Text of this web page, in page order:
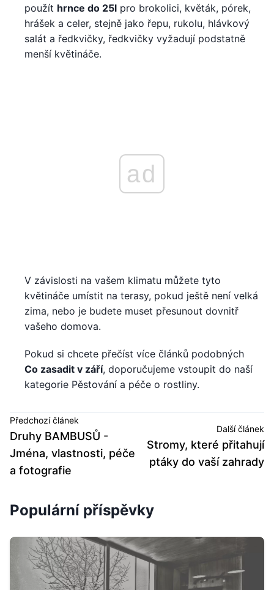
použít hrnce do 25l pro brokolici, květák, pórek,
hrášek a celer, stejně jako řepu, rukolu, hlávkový
salát a ředkvičky, ředkvičky vyžadují podstatně
menší květináče.
ad
V závislosti na vašem klimatu můžete tyto
květináče umístit na terasy, pokud ještě není velká
zima, nebo je budete muset přesunout dovnitř
vašeho domova.
Pokud si chcete přečíst více článků podobných
Co zasadit v září, doporučujeme vstoupit do naší
kategorie Pěstování a péče o rostliny.
Předchozí článek
Druhy BAMBUSŮ -
Jména, vlastnosti, péče
a fotografie
Další článek
Stromy, které přitahují
ptáky do vaší zahrady
Populární příspěvky